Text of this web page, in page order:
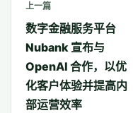
上一篇
数字金融服务平台
Nubank 宣布与
OpenAI 合作，以优
化客户体验并提高内
部运营效率